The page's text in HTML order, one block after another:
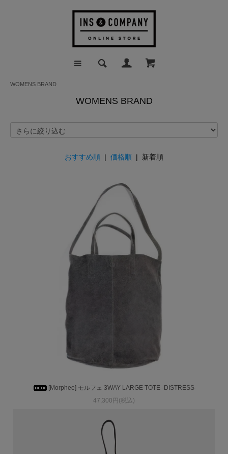
WOMENS BRAND
WOMENS BRAND
おすすめ順 | 価格順 | 新着順
[Morphee] モルフェ 3WAY LARGE TOTE -DISTRESS-
47,300円(税込)